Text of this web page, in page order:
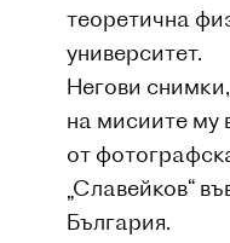
теоретична
университет.
Негови
на мисиите му
от
„Славейков“
България.